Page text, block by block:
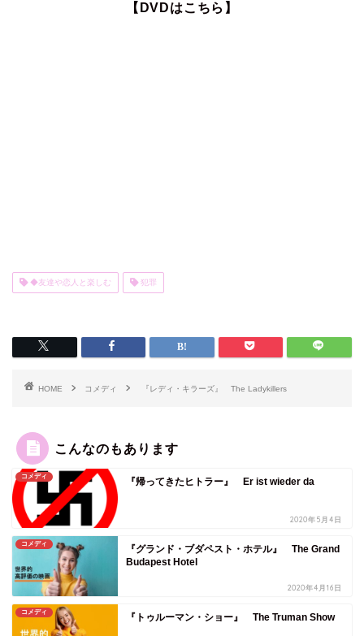
【DVDはこちら】
◆友達や恋人と楽しむ 犯罪
HOME コメディ 『レディ・キラーズ』 The Ladykillers
こんなのもあります
コメディ 『帰ってきたヒトラー』 Er ist wieder da
2020年5月4日
コメディ
『グランド・ブダペスト・ホテル』 The Grand
Budapest Hotel
2020年4月16日
コメディ 『トゥルーマン・ショー』 The Truman Show